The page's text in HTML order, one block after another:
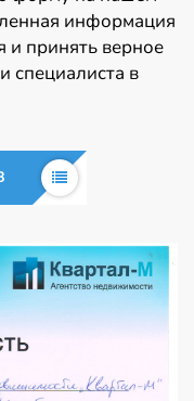
информация
и принять верное
специалиста в